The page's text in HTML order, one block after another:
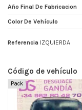
Año Final De Fabricacion
Color De Vehículo
Referencia IZQUIERDA
Código de vehículo
Pack